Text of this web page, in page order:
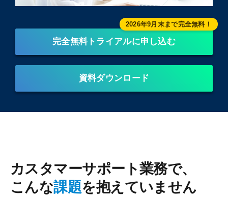
完全無料トライアルに申し込む
資料ダウンロード
カスタマーサポート業務で、
こんな課題を抱えていません